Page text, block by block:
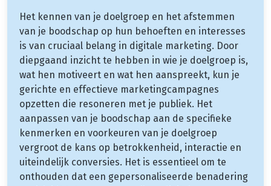
Het kennen van je doelgroep en het afstemmen
van je boodschap op hun behoeften en interesses
is van cruciaal belang in digitale marketing. Door
diepgaand inzicht te hebben in wie je doelgroep is,
wat hen motiveert en wat hen aanspreekt, kun je
gerichte en effectieve marketingcampagnes
opzetten die resoneren met je publiek. Het
aanpassen van je boodschap aan de specifieke
kenmerken en voorkeuren van je doelgroep
vergroot de kans op betrokkenheid, interactie en
uiteindelijk conversies. Het is essentieel om te
onthouden dat een gepersonaliseerde benadering